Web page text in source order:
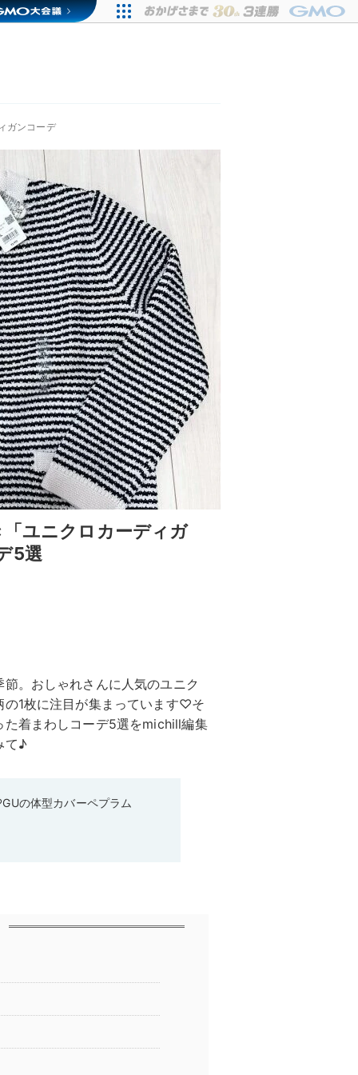
ガンコーデ
ユニクロカーディガ
5選
。おしゃれさんに人気のユニク
1枚に注目が集まっています♡そ
た着まわしコーデ5選をmichill編集
て♪
の体型カバーペプラム